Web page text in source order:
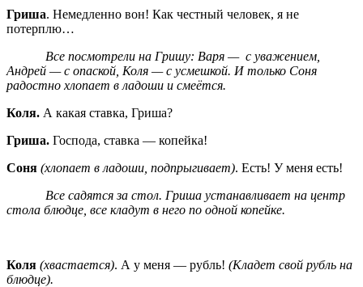
Гриша. Немедленно вон! Как честный человек, я не
потерплю…
Все посмотрели на Гришу: Варя — с уважением,
Андрей — с опаской, Коля — с усмешкой. И только Соня
радостно хлопает в ладоши и смеётся.
Коля. А какая ставка, Гриша?
Гриша. Господа, ставка — копейка!
Соня (хлопает в ладоши, подпрыгивает). Есть! У меня есть!
Все садятся за стол. Гриша устанавливает на центр
стола блюдце, все кладут в него по одной копейке.
Коля (хвастается). А у меня — рубль! (Кладет свой рубль на
блюдце).